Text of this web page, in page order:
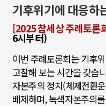
기후위기에 대응하
[2025 참세상 주례토론
6시부터)
이번 주례토론회는 기후
고찰해 보는 시간을 갖습
자본주의 정치(체제전환
배제하며, 녹색자본주의